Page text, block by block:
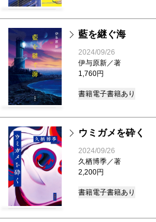
藍を継ぐ海
2024/09/26
伊与原新／著
1,760円
書籍電子書籍あり
ウミガメを砕く
2024/09/26
久栖博季／著
2,200円
書籍電子書籍あり